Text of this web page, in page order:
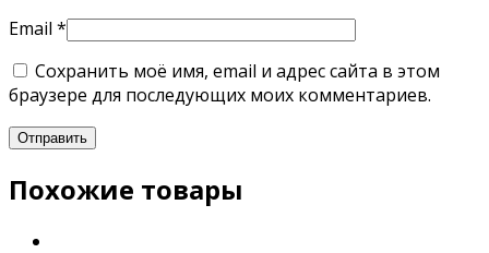
Email *
Сохранить моё имя, email и адрес сайта в этом
браузере для последующих моих комментариев.
Похожие товары